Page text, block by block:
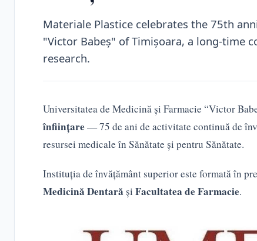
Materiale Plastice celebrates the 75th
"Victor Babeș" of Timișoara, a long-time
research.
Universitatea de Medicină și Farmacie “Victor
înființare — 75 de ani de activitate continuă de
resursei medicale în Sănătate și pentru Sănătate.
Instituția de învățământ superior este formată în
Medicină Dentară și Facultatea de Farmacie.